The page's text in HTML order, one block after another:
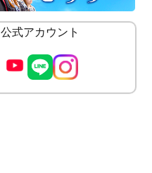
公式アカウント